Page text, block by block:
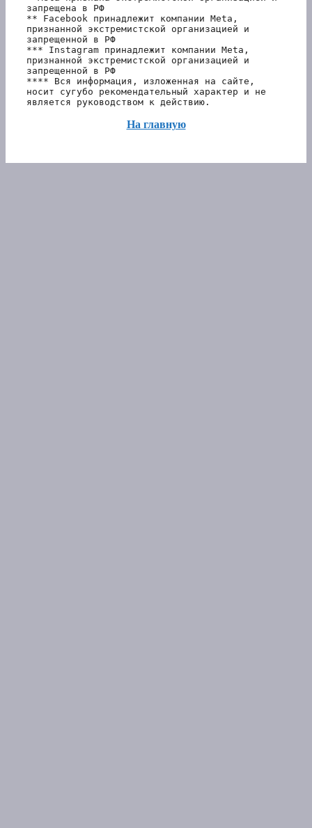
запрещена в РФ
** Facebook принадлежит компании Meta,
признанной экстремистской организацией и
запрещенной в РФ
*** Instagram принадлежит компании Meta,
признанной экстремистской организацией и
запрещенной в РФ
**** Вся информация, изложенная на сайте,
носит сугубо рекомендательный характер и не
является руководством к действию.
На главную